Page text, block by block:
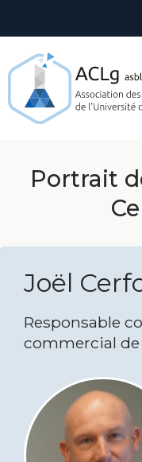
Portrait
Joël
Responsable
commercial de